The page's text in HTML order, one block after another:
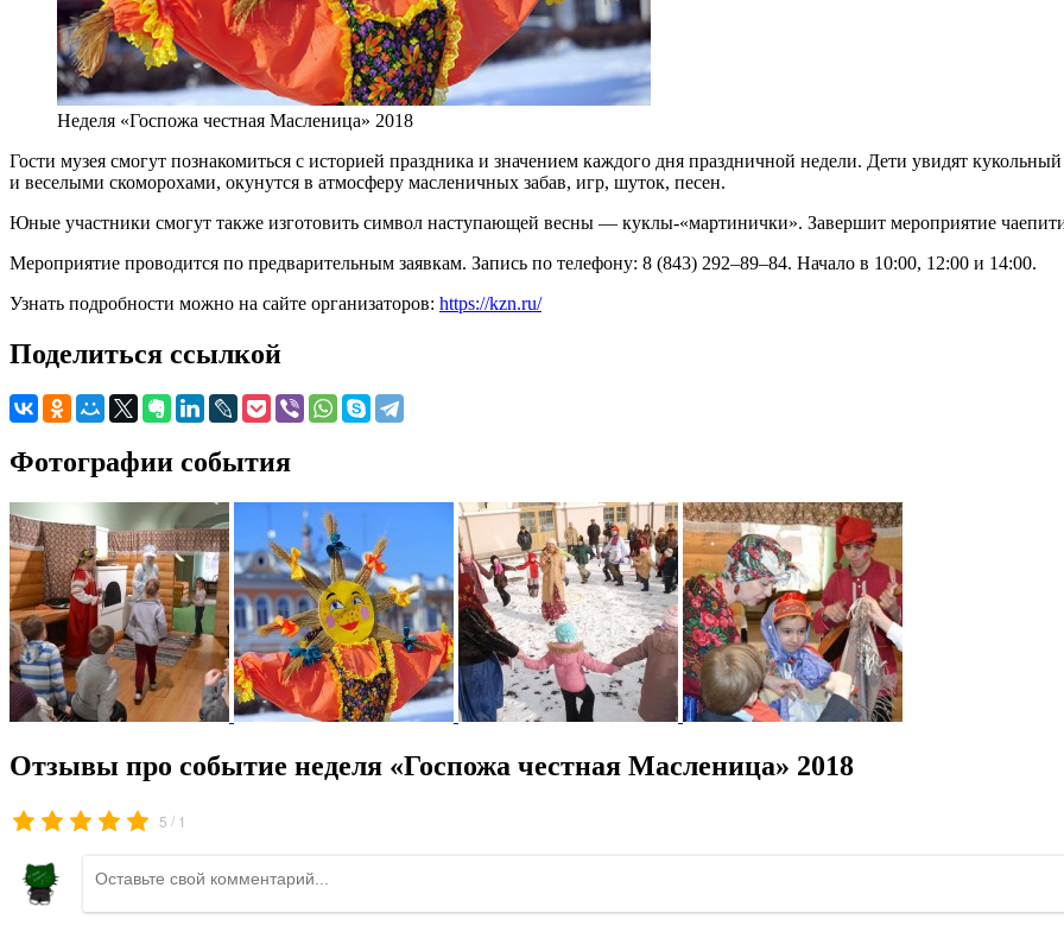
Неделя «Госпожа честная Масленица» 2018
Гости музея смогут познакомиться с историей праздника и значением каждого дня праздничной недели. Дети увидят
и веселыми скоморохами, окунутся в атмосферу масленичных забав, игр, шуток, песен.
Юные участники смогут также изготовить символ наступающей весны — куклы-«мартинички». Завершит мероприятие
Мероприятие проводится по предварительным заявкам. Запись по телефону: 8 (843) 292–89–84. Начало в 10:00, 12:00 и 14:00.
Узнать подробности можно на сайте организаторов: https://kzn.ru/
Поделиться ссылкой
Фотографии события
Отзывы про событие неделя «Госпожа честная Масленица» 2018
5 / 1